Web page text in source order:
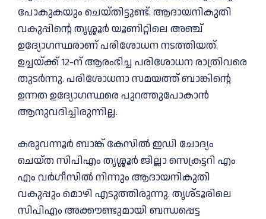
പോകുകയും ചെയ്തിട്ടുണ്ട്. ആദായനികുതി
വകുപ്പിന്റെ തൃശ്ശൂര്‍ യൂണിറ്റിലെ അഞ്ച്
ഉദ്യോഗസ്ഥരാണ് പരിശോധന നടത്തിയത്.
ഉച്ചയ്ക്ക് 12-ന് ആരംഭിച്ച പരിശോധന രാത്രിവരെ
തുടര്‍ന്നു. പരിശോധനാ സമയത്ത് ബാങ്കിന്റെ
ഉന്നത ഉദ്യോഗസ്ഥരെ പുറത്തുപോകാന്‍
ആനുവദിച്ചിരുന്നില്ല.
കരുവന്നൂര്‍ ബാങ്ക് കേസില്‍ ഇഡി ചോദ്യം
ചെയ്ത സിപിഎം തൃശ്ശൂര്‍ ജില്ലാ സെക്രട്ടറി എം
എം വര്‍ഗീസില്‍ നിന്നും ആദായനികുതി
വകുപ്പും മൊഴി എടുത്തിരുന്നു. തൃശ്ടൂരിലെ
സിപിഎം അക്കൗണ്ടുമായി ബന്ധപ്പെട്ട